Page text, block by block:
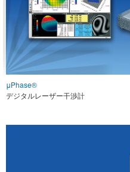
μPhase®
デジタルレーザー干渉計